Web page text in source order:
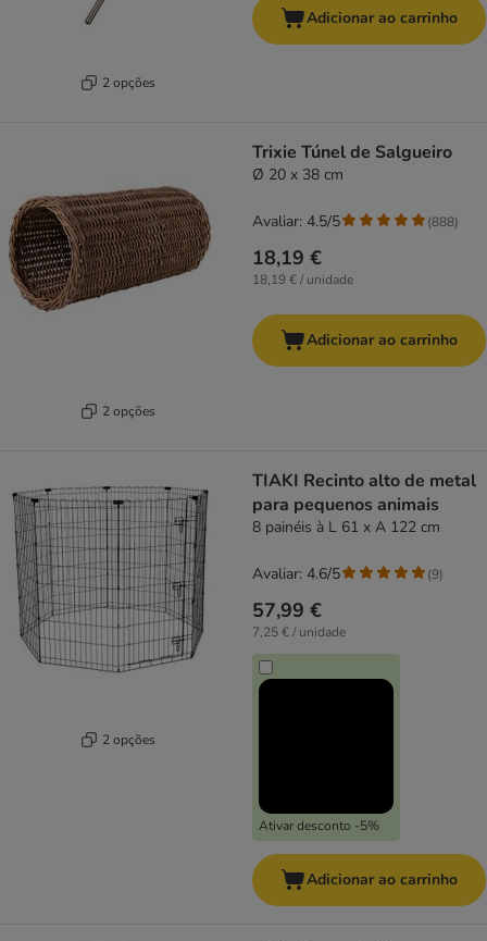
2 opções
Adicionar ao carrinho
2 opções
Trixie Túnel de Salgueiro
Ø 20 x 38 cm
18,19 €
18,19 € / unidade
Avaliar: 4.5/5 (888)
Adicionar ao carrinho
2 opções
TIAKI Recinto alto de metal
para pequenos animais
8 painéis à L 61 x A 122 cm
57,99 €
7,25 € / unidade
Ativar desconto -5%
Avaliar: 4.6/5 (9)
Adicionar ao carrinho